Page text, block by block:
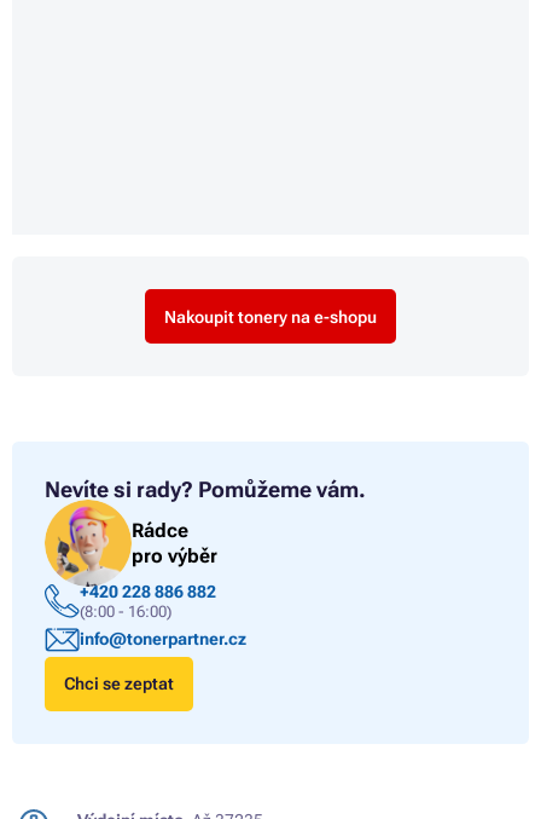
Nakoupit tonery na e-shopu
Nevíte si rady? Pomůžeme vám.
Rádce
pro výběr
+420 228 886 882
(8:00 - 16:00)
info@tonerpartner.cz
Chci se zeptat